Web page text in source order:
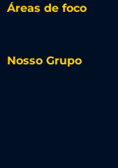
Áreas de foco
Nosso Grupo